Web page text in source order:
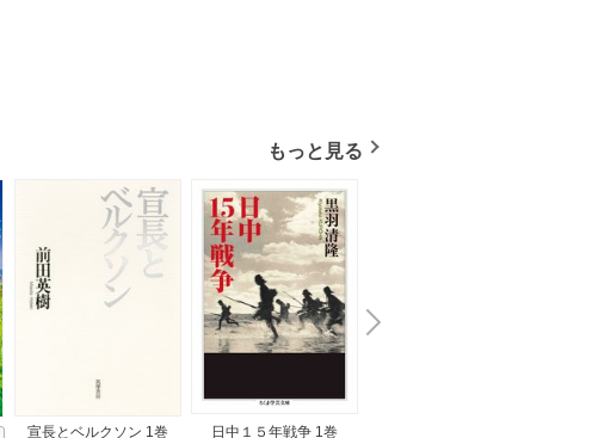
もっと見る
宣長とベルクソン 1巻 日中１５年戦争 1巻
N
e
x
t